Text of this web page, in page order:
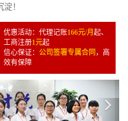
！
优惠活动：代理记账166元/月 起、
工商注册1元起
信心保证： 公司签署专属合同 ，高
效有保障